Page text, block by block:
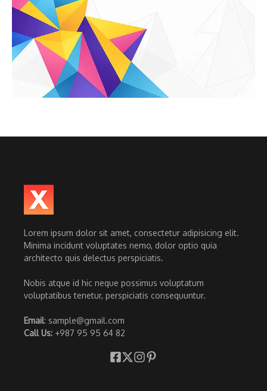
Lorem ipsum dolor sit amet, consectetur adipisicing elit.
Minima incidunt voluptates nemo, dolor optio quia
architecto quis delectus perspiciatis.
Nobis atque id hic neque possimus voluptatum
voluptatibus tenetur, perspiciatis consequuntur.
Email: sample@gmail.com
Call Us: +987 95 95 64 82